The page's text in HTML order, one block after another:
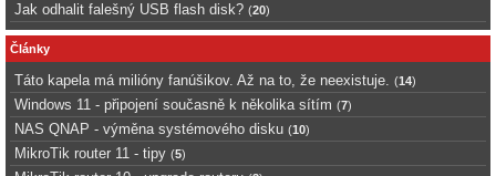
Jak odhalit falešný USB flash disk? (20)
Články
Táto kapela má milióny fanúšikov. Až na to, že neexistuje. (14)
Windows 11 - připojení současně k několika sítím (7)
NAS QNAP - výměna systémového disku (10)
MikroTik router 11 - tipy (5)